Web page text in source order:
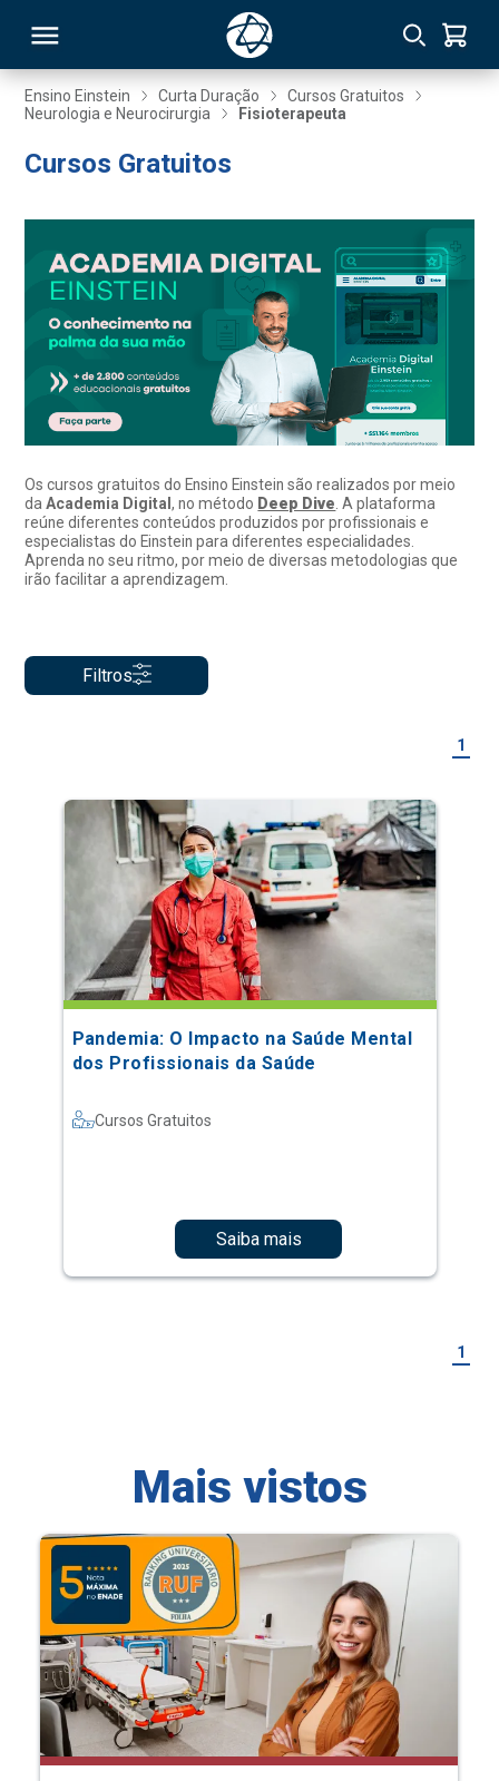
Ensino Einstein Curta Duração
Cursos Gratuitos
Neurologia e Neurocirurgia
Fisioterapeuta
Cursos Gratuitos
Os cursos gratuitos do Ensino Einstein são realizados por meio
daAcademia Digital, no método Deep Dive. A plataforma
reúne diferentes conteúdos produzidos por profissionais e
especialistas do Einstein para diferentes especialidades.
Aprenda no seu ritmo, por meio de diversas metodologias que
irão facilitar a aprendizagem.
Filtros
1
Pandemia: O Impacto na Saúde Mental
dos Profissionais da Saúde
Cursos Gratuitos
Saiba mais
1
Mais vistos